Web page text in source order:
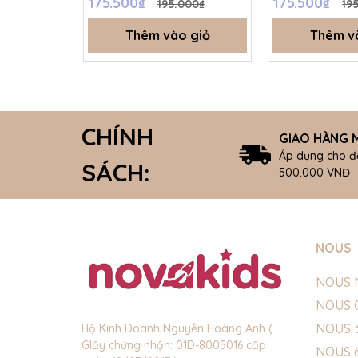
195.000₫
Thêm vào giỏ Thêm
CHÍNH
SÁCH:
GIAO HÀNG
Áp dụng cho
500.000 VNĐ
Hộ Kinh Doanh Nguyễn Hoàng Anh (
GIấy chứng nhận: 01D-8005016 cấp
NOUS
NOUS
NOUS
NOUS
NOUS